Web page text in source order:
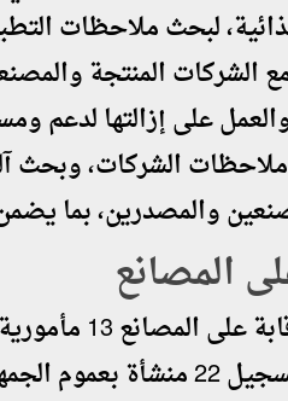
لبحث ملاحظات
الشركات المنتجة
على إزالتها لدعم
الشركات، وبحث
والمصدرين، بما
المصانع
نفذت الإدارة
الماضي.